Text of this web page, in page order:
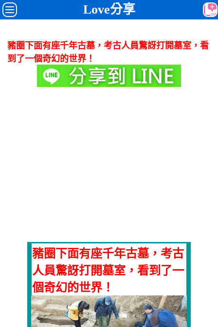
Love分享
豬圈下面有座千年古墓，考古人員驚訝打開墓室，看
到了一個奇幻的世界！
豬圈下面有座千年古墓，考古
人員驚訝打開墓室，看到了一
個奇幻的世界！